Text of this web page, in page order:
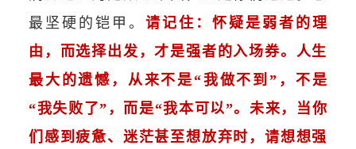
最坚硬的铠甲。 请记住： 怀疑是弱者的理
由，而选择出发，才是强者的入场券。人生
最大的遗憾，从来不是“我做不到”，不是
“我失败了”，而是“我本可以”。 未来，当你
们感到疲惫、迷茫甚至想放弃时，请想想强